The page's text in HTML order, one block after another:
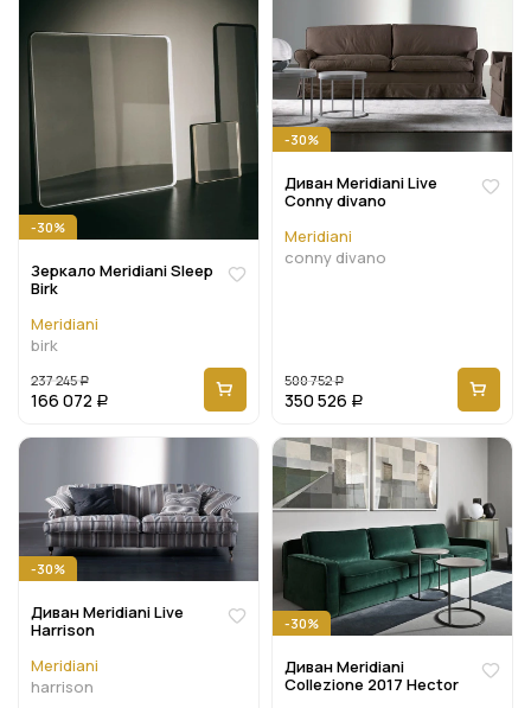
-30%
Зеркало Meridiani Sleep
Birk
Meridiani
birk
237 245 Р
166 072 Р
-30%
Диван Meridiani Live
Conny divano
Meridiani
conny divano
500 752 Р
350 526 Р
-30%
Диван Meridiani Live
Harrison
Meridiani
harrison
-30%
Диван Meridiani
Collezione 2017 Hector